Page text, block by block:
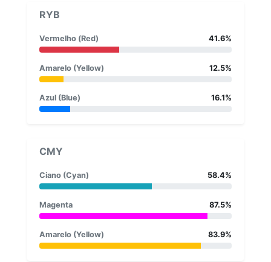
RYB
Vermelho (Red) 41.6%
Amarelo (Yellow) 12.5%
Azul (Blue) 16.1%
CMY
Ciano (Cyan) 58.4%
Magenta 87.5%
Amarelo (Yellow) 83.9%